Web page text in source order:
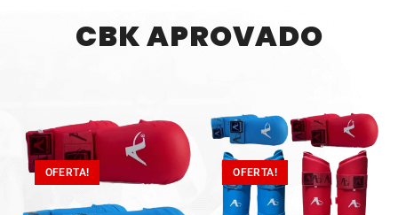
CBK APROVADO
OFERTA! OFERTA!